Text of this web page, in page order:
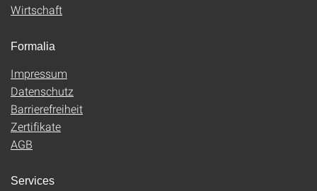
Wirtschaft
Formalia
Impressum
Datenschutz
Barrierefreiheit
Zertifikate
AGB
Services